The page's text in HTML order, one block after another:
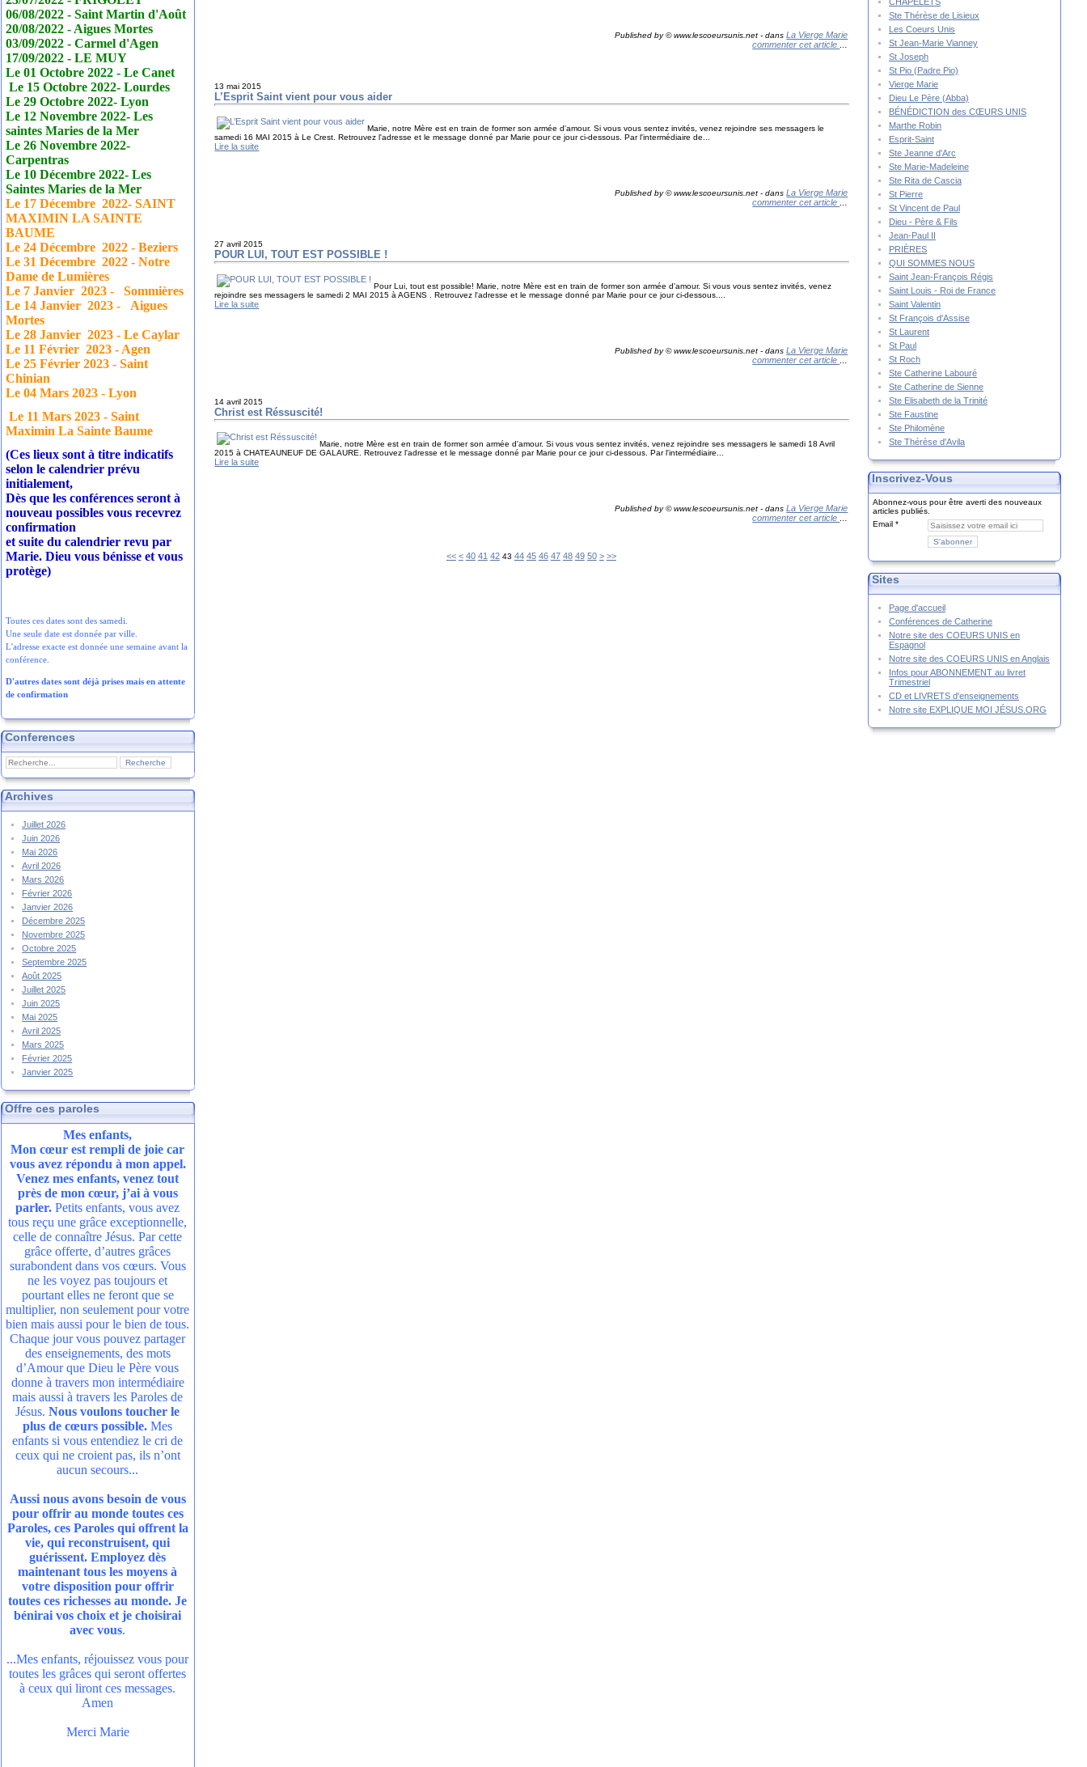
06/08/2022 - Saint Martin d'Août
20/08/2022 - Aigues Mortes
03/09/2022 - Carmel d'Agen
17/09/2022 - LE MUY
Le 01 Octobre 2022 - LeCanet
Le 15 Octobre 2022- Lourdes
Le 29 Octobre 2022- Lyon
Le 12 Novembre 2022- Les
saintes Maries de la Mer
Le 26 Novembre 2022-
Carpentras
Le 10 Décembre 2022- Les
Saintes Maries de la Mer
Le 17Décembre 2022- SAINT
MAXIMIN LA SAINTE
BAUME
Le 24Décembre 2022 - Beziers
Le 31Décembre 2022 - Notre
Dame de Lumières
Le 7 Janvier 2023 - Sommières
Le 14 Janvier 2023 - Aigues
Mortes
Le 28 Janvier 2023 - Le Caylar
Le 11 Février 2023 - Agen
Le 25 Février 2023 - Saint
Chinian
Le 04 Mars 2023 - Lyon
Le 11 Mars 2023 - Saint
Maximin La Sainte Baume
(Ces lieux sont à titre indicatifs
selon le calendrier prévu
initialement,
Dès que les conférences seront à
nouveau possibles vous recevrez
confirmation
et suite du calendrier revu par
Marie. Dieu vous bénisse et vous
protège)
Toutes ces dates sont des samedi.
Une seule date est donnée par ville.
L'adresse exacte est donnée une semaine avant la
conférence.
D'autres dates sont déjà prises mais en attente
de confirmation
Conferences
Archives
Juillet 2026
Juin 2026
Mai 2026
Avril 2026
Mars 2026
Février 2026
Janvier 2026
Décembre 2025
Novembre 2025
Octobre 2025
Septembre 2025
Août 2025
Juillet 2025
Juin 2025
Mai 2025
Avril 2025
Mars 2025
Février 2025
Janvier 2025
Offre ces paroles
Mes enfants,
Mon cœur est rempli de joie car
vous avez répondu à mon appel.
Venez mes enfants, venez tout
près de mon cœur, j’ai à vous
parler. Petits enfants, vous avez
tous reçu une grâce exceptionnelle,
celle de connaître Jésus. Par cette
grâce offerte, d’autres grâces
surabondent dans vos cœurs. Vous
ne les voyez pas toujours et
pourtant elles ne feront que se
multiplier, non seulement pour votre
bien mais aussi pour le bien de tous.
Chaque jour vous pouvez partager
des enseignements, des mots
d’Amour que Dieu le Père vous
donne à travers mon intermédiaire
mais aussi à travers les Paroles de
Jésus.Nous voulons toucher le
plus de cœurs possible. Mes
enfants si vous entendiez le cri de
ceux qui ne croient pas, ils n’ont
aucun secours...
Aussi nous avons besoin de vous
pour offrir au monde toutes ces
Paroles, ces Paroles qui offrent la
vie, qui reconstruisent, qui
guérissent. Employez dès
maintenant tous les moyens à
votre disposition pour offrir
toutes ces richesses au monde. Je
bénirai vos choix et je choisirai
avec vous.
...Mes enfants, réjouissez vous pour
toutes les grâces qui seront offertes
à ceux qui liront ces messages.
Amen
Merci Marie
Published by © www.lescoeursunis.net - dansLa Vierge Marie
commenter cet article
13 mai 2015
L’Esprit Saint vient pour vous aider
Marie, notre Mère est en train de former son armée d'amour. Si vous vous sentez invités, venez rejoindre ses messagers le
samedi 16 MAI 2015 à Le Crest. Retrouvez l'adresse et le message donné par Marie pour ce jour ci-dessous. Par l'intermédiaire de...
Lire la suite
Published by © www.lescoeursunis.net - dansLa Vierge Marie
commenter cet article
27 avril 2015
POUR LUI, TOUT EST POSSIBLE !
Pour Lui, tout est possible! Marie, notre Mère est en train de former son armée d'amour. Si vous vous sentez invités, venez
rejoindre ses messagers le samedi 2 MAI 2015 à AGENS . Retrouvez l'adresse et le message donné par Marie pour ce jour ci-dessous....
Lire la suite
Published by © www.lescoeursunis.net - dansLa Vierge Marie
commenter cet article
14 avril 2015
Christ est Réssuscité!
Marie, notre Mère est en train de former son armée d'amour. Si vous vous sentez invités, venez rejoindre ses messagers le samedi 18 Avril
2015 à CHATEAUNEUF DE GALAURE. Retrouvez l'adresse et le message donné par Marie pour ce jour ci-dessous. Par l'intermédiaire...
Lire la suite
Published by © www.lescoeursunis.net - dansLa Vierge Marie
commenter cet article
<< < 10
20
30
40 41 42 43 44 45 46 47 48 49 50 60
70
80
90
100
> >>
Ste Thérèse de Lisieux
Les Coeurs Unis
St Jean-Marie Vianney
St Joseph
St Pio (Padre Pio)
Vierge Marie
Dieu Le Père (Abba)
BÉNÉDICTION des CŒURS UNIS
Marthe Robin
Esprit-Saint
Ste Jeanne d'Arc
Ste Marie-Madeleine
Ste Rita de Cascia
St Pierre
St Vincent de Paul
Dieu - Père & Fils
Jean-Paul II
PRIÈRES
QUI SOMMES NOUS
Saint Jean-François Régis
Saint Louis - Roi de France
Saint Valentin
St François d'Assise
St Laurent
St Paul
St Roch
Ste Catherine Labouré
Ste Catherine de Sienne
Ste Elisabeth de la Trinité
Ste Faustine
Ste Philomène
Ste Thérèse d'Avila
Inscrivez-Vous
Abonnez-vous pour être averti des nouveaux
articles publiés.
Email
Sites
Page d'accueil
Conférences de Catherine
Notre site des COEURS UNIS en
Espagnol
Notre site des COEURS UNIS en Anglais
Infos pour ABONNEMENT au livret
Trimestriel
CD et LIVRETS d'enseignements
Notre site EXPLIQUE MOI JÉSUS.ORG